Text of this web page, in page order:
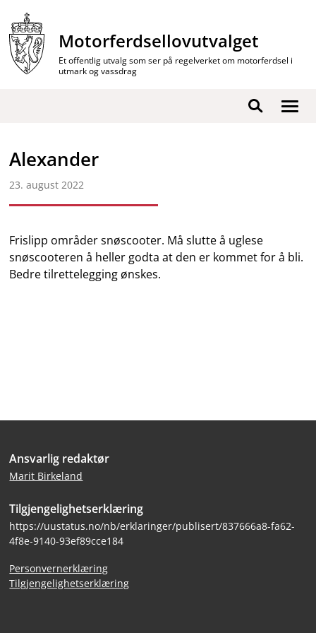
innhold
Motorferdsellovutvalget
Et offentlig utvalg som ser på regelverket om motorferdsel i
utmark og vassdrag
Vis
Søk
Alexander
23. august 2022
Frislipp områder snøscooter. Må slutte å uglese
snøscooteren å heller godta at den er kommet for å bli.
Bedre tilrettelegging ønskes.
Bunntekst
Ansvarlig redaktør
Marit Birkeland
Tilgjengelighetserklæring
https://uustatus.no/nb/erklaringer/publisert/837666a8-fa62-
4f8e-9140-93ef89cce184
Personvernerklæring
Tilgjengelighetserklæring